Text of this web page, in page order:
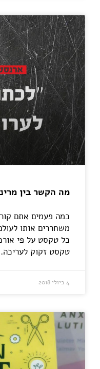
מה הקשר בין
כמה פעמים אתם
משחררים אותו
כל טקסט על פי
טקסט זקוק לעריכה.
4 ביולי 2018